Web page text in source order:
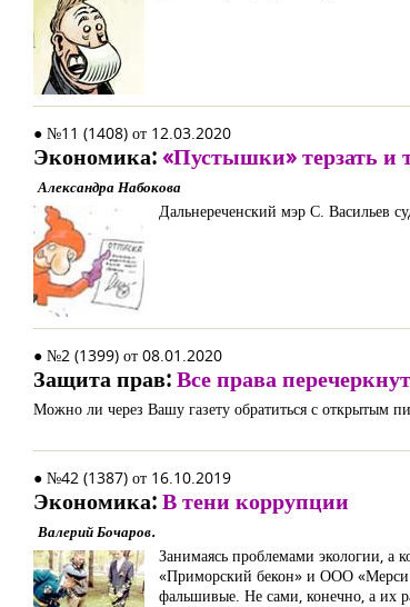
● №11 (1408) от 12.03.2020
Экономика:«Пустышки» терзать и
Александра Набокова
Дальнереченский мэр С. Васильев
● №2 (1399) от 08.01.2020
Защита прав:Все права
Можно ли через Вашу газету обратиться с открытым
● №42 (1387) от 16.10.2019
Экономика:В тени коррупции
Валерий Бочаров.
Занимаясь проблемами экологии,
«Приморский бекон» и ООО «Мерси
фальшивые. Не сами, конечно, а их